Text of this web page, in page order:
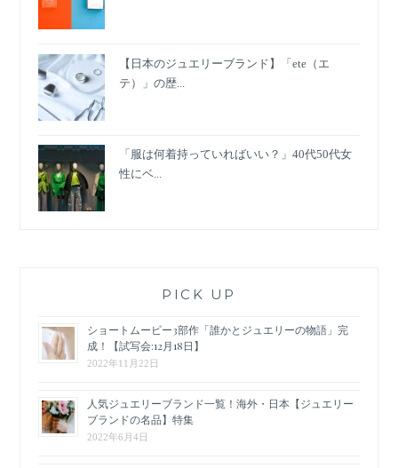
【日本のジュエリーブランド】「ete（エ
テ）」の歴...
「服は何着持っていればいい？」40代50代女
性にベ...
PICK UP
ショートムービー3部作「誰かとジュエリーの物語」完
成！【試写会:12月18日】
2022年11月22日
人気ジュエリーブランド一覧！海外・日本【ジュエリー
ブランドの名品】特集
2022年6月4日